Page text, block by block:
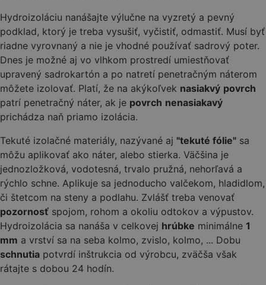
Hydroizoláciu nanášajte výlučne na vyzretý a pevný
podklad, ktorý je treba vysušiť, vyčistiť, odmastiť. Musí byť
riadne vyrovnaný a nie je vhodné používať sadrový poter.
Dnes je možné aj vo vlhkom prostredí umiestňovať
upravený sadrokartón a po natretí penetračným náterom
môžete izolovať. Platí, že na akýkoľvek nasiakvý povrch
patrí penetračný náter, ak je povrch nenasiakavý
prichádza naň priamo izolácia.
Tekuté izolačné materiály, nazývané aj "tekuté fólie" sa
môžu aplikovať ako náter, alebo stierka. Väčšina je
jednozložková, vodotesná, trvalo pružná, nehorľavá a
rýchlo schne. Aplikuje sa jednoducho valčekom, hladidlom,
či štetcom na steny a podlahu. Zvlášť treba venovať
pozornosť spojom, rohom a okoliu odtokov a výpustov.
Hydroizolácia sa nanáša v celkovej hrúbke minimálne 1
mm a vrství sa na seba kolmo, zvislo, kolmo, ... Dobu
schnutia potvrdí inštrukcia od výrobcu, zväčša však
rátajte s dobou 24 hodín.